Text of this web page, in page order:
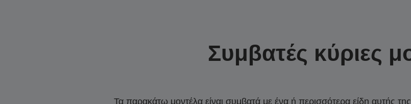
Συμβατές κύριες
Τα παρακάτω μοντέλα είναι συμβατά με ένα ή περισσότερα είδη αυτής